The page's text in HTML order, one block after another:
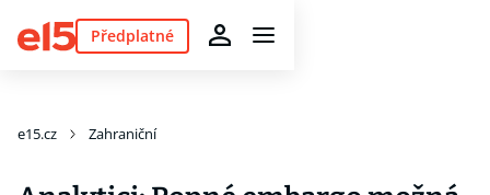
Předplatné
e15.cz Zahraniční